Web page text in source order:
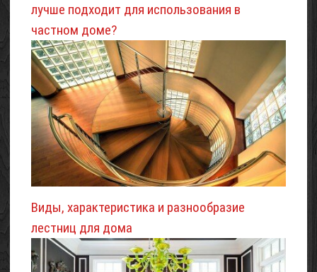
лучше подходит для использования в
частном доме?
Виды, характеристика и разнообразие
лестниц для дома